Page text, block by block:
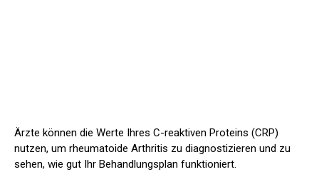
Ärzte können die Werte Ihres C-reaktiven Proteins (CRP)
nutzen, um rheumatoide Arthritis zu diagnostizieren und zu
sehen, wie gut Ihr Behandlungsplan funktioniert.